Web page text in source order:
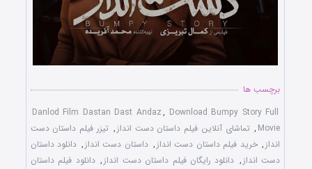
برچسب ها
Danlod Film Dastan Dast Andaz, Download Bumpy Story Full
Movie
, تماشای آنلاین فیلم داستان دست انداز , تیزر فیلم داستان دست
انداز , خرید فیلم داستان دست انداز , داستان دست انداز , دانلود داستان
دست انداز , دانلود رایگان فیلم داستان دست انداز , دانلود فیلم داستان